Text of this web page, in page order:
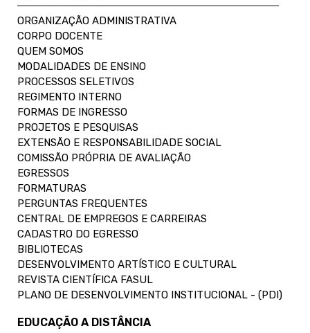
ORGANIZAÇÃO ADMINISTRATIVA
CORPO DOCENTE
QUEM SOMOS
MODALIDADES DE ENSINO
PROCESSOS SELETIVOS
REGIMENTO INTERNO
FORMAS DE INGRESSO
PROJETOS E PESQUISAS
EXTENSÃO E RESPONSABILIDADE SOCIAL
COMISSÃO PRÓPRIA DE AVALIAÇÃO
EGRESSOS
FORMATURAS
PERGUNTAS FREQUENTES
CENTRAL DE EMPREGOS E CARREIRAS
CADASTRO DO EGRESSO
BIBLIOTECAS
DESENVOLVIMENTO ARTÍSTICO E CULTURAL
REVISTA CIENTÍFICA FASUL
PLANO DE DESENVOLVIMENTO INSTITUCIONAL - (PDI)
EDUCAÇÃO A DISTÂNCIA